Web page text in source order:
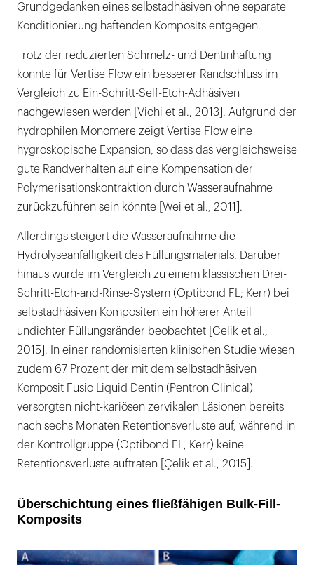
Grundgedanken eines selbstadhäsiven ohne separate
Konditionierung haftenden Komposits entgegen.
Trotz der reduzierten Schmelz- und Dentinhaftung
konnte für Vertise Flow ein besserer Randschluss im
Vergleich zu Ein-Schritt-Self-Etch-Adhäsiven
nachgewiesen werden [Vichi et al., 2013]. Aufgrund der
hydrophilen Monomere zeigt Vertise Flow eine
hygroskopische Expansion, so dass das vergleichsweise
gute Randverhalten auf eine Kompensation der
Polymerisationskontraktion durch Wasseraufnahme
zurückzuführen sein könnte [Wei et al., 2011].
Allerdings steigert die Wasseraufnahme die
Hydrolyseanfälligkeit des Füllungsmaterials. Darüber
hinaus wurde im Vergleich zu einem klassischen Drei-
Schritt-Etch-and-Rinse-System (Optibond FL; Kerr) bei
selbstadhäsiven Kompositen ein höherer Anteil
undichter Füllungsränder beobachtet [Celik et al.,
2015]. In einer randomisierten klinischen Studie wiesen
zudem 67 Prozent der mit dem selbstadhäsiven
Komposit Fusio Liquid Dentin (Pentron Clinical)
versorgten nicht-kariösen zervikalen Läsionen bereits
nach sechs Monaten Retentionsverluste auf, während in
der Kontrollgruppe (Optibond FL, Kerr) keine
Retentionsverluste auftraten [Çelik et al., 2015].
Überschichtung eines fließfähigen Bulk-Fill-
Komposits